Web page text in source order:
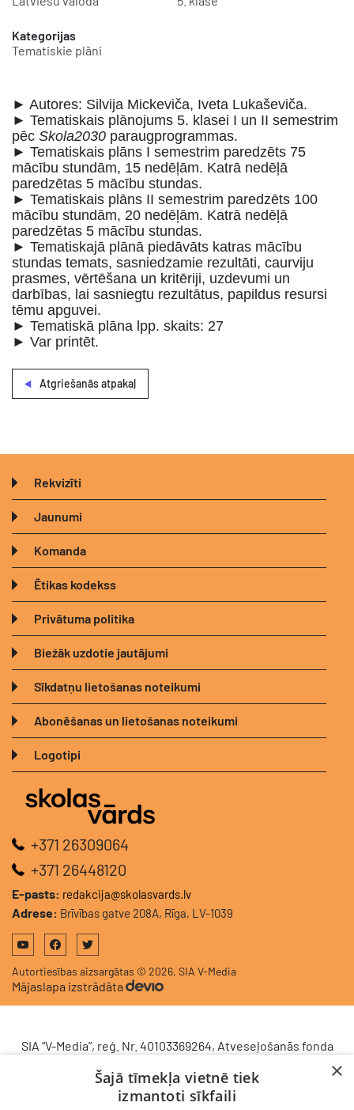
Kategorijas
Tematiskie plāni
► Autores: Silvija Mickeviča, Iveta Lukaševiča.
► Tematiskais plānojums 5. klasei I un II semestrim
pēc Skola2030 paraugprogrammas.
► Tematiskais plāns I semestrim paredzēts 75
mācību stundām, 15 nedēļām. Katrā nedēļā
paredzētas 5 mācību stundas.
► Tematiskais plāns II semestrim paredzēts 100
mācību stundām, 20 nedēļām. Katrā nedēļā
paredzētas 5 mācību stundas.
► Tematiskajā plānā piedāvāts katras mācību
stundas temats, sasniedzamie rezultāti, caurviju
prasmes, vērtēšana un kritēriji, uzdevumi un
darbības, lai sasniegtu rezultātus, papildus resursi
tēmu apguvei.
► Tematiskā plāna lpp. skaits: 27
► Var printēt.
Atgriešanās atpakaļ
Rekvizīti
Jaunumi
Komanda
Ētikas kodekss
Privātuma politika
Biežāk uzdotie jautājumi
Sīkdatņu lietošanas noteikumi
Abonēšanas un lietošanas noteikumi
Logotipi
+371 26309064
+371 26448120
E-pasts: redakcija@skolasvards.lv
Adrese: Brīvības gatve 208A, Rīga, LV-1039
Autortiesības aizsargātas © 2026, SIA V-Media
Mājaslapa izstrādāta
SIA “V-Media”, reģ. Nr. 40103369264, Atveseļošanās fonda
komercdarbības procesu uzlabošanā - ieviesta klientu
attiecību pārvaldības sistēma (CRM). 2024. gada 16.
×
Šajā tīmekļa vietnē tiek
izmantoti sīkfaili